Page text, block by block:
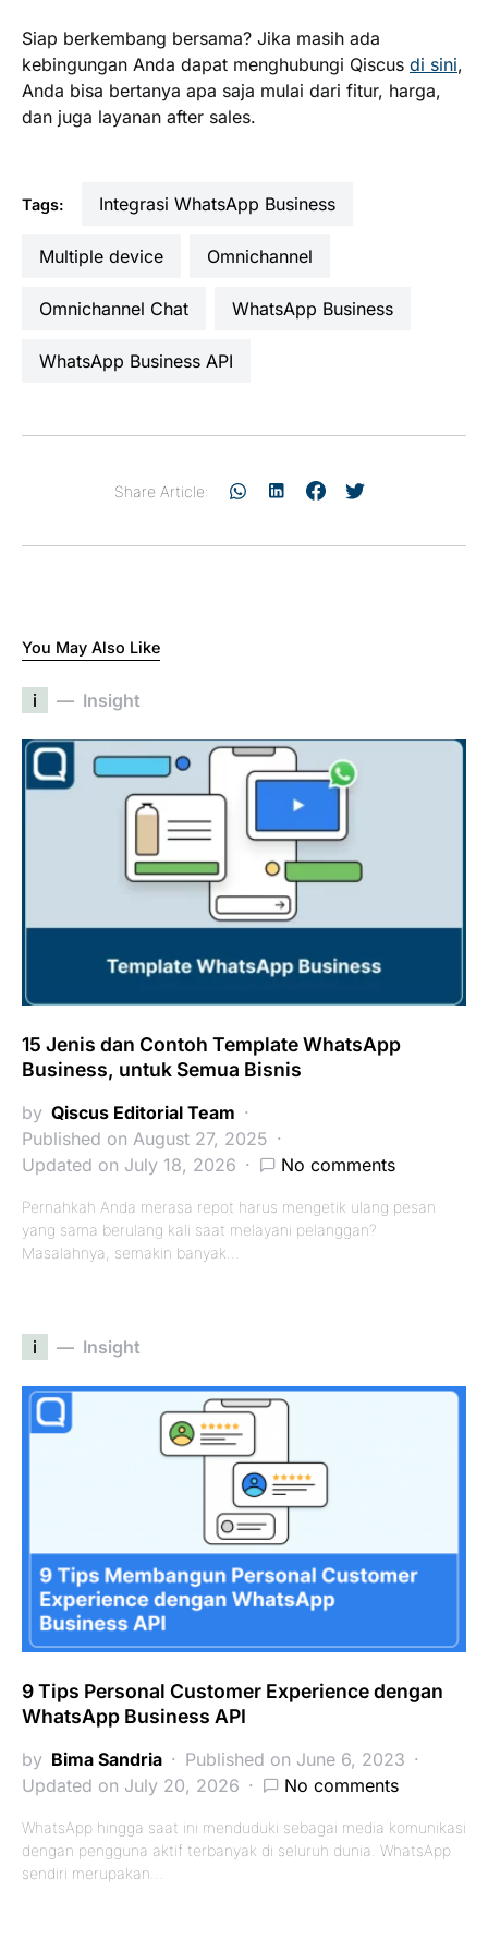
Siap berkembang bersama? Jika masih ada
kebingungan Anda dapat menghubungi Qiscus di sini,
Anda bisa bertanya apa saja mulai dari fitur, harga,
dan juga layanan after sales.
Tags: Integrasi WhatsApp Business
multiple device omnichannel
Omnichannel Chat WhatsApp Business
WhatsApp Business API
Share Article:
You May Also Like
i Insight
15 Jenis dan Contoh Template WhatsApp
Business, untuk Semua Bisnis
by Qiscus Editorial Team
Published on August 27, 2025
Updated on July 18, 2026
No comments
Pernahkah Anda merasa repot harus mengetik ulang pesan
yang sama berulang kali saat melayani pelanggan?
Masalahnya, semakin banyak…
i Insight
9 Tips Personal Customer Experience dengan
WhatsApp Business API
by Bima Sandria
Published on June 6, 2023
Updated on July 20, 2026
No comments
WhatsApp hingga saat ini menduduki sebagai media komunikasi
dengan pengguna aktif terbanyak di seluruh dunia. WhatsApp
sendiri merupakan…